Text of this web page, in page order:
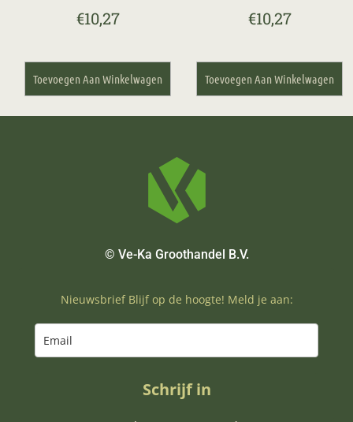
€10,27
Toevoegen Aan Winkelwagen
€10,27
Toevoegen Aan Winkelwagen
© Ve-Ka Groothandel B.V.
Nieuwsbrief Blijf op de hoogte! Meld je aan:
Schrijf in